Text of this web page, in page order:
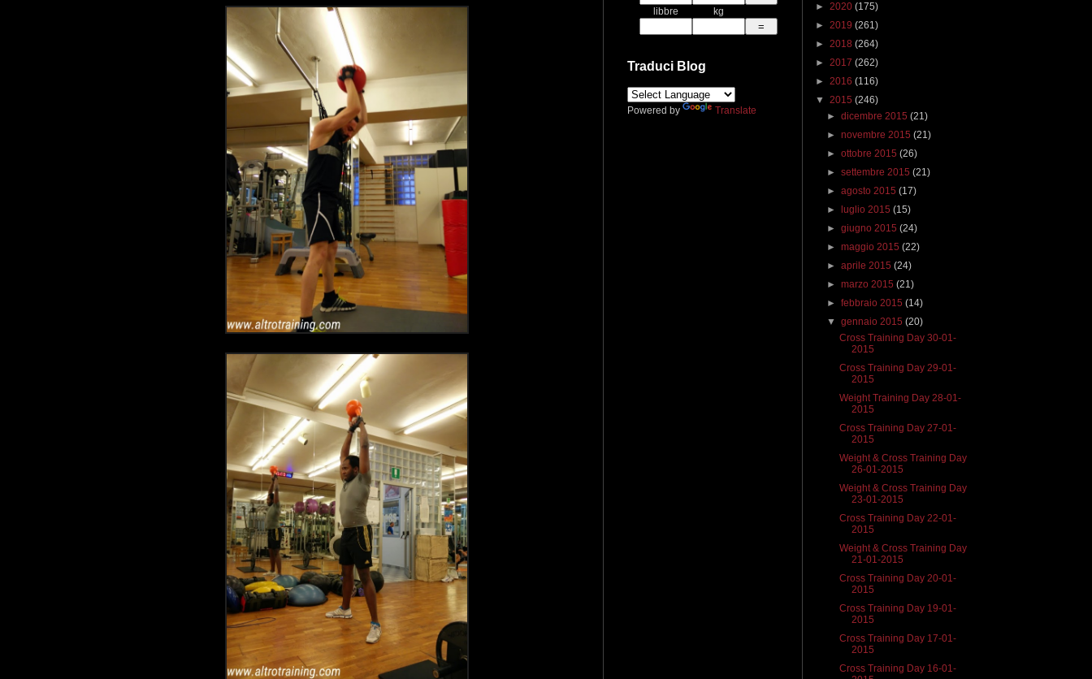
libbre kg
Traduci Blog
Powered by Translate
► 2020 (175)
► 2019 (261)
► 2018 (264)
► 2017 (262)
► 2016 (116)
▼ 2015 (246)
►dicembre 2015(21)
►novembre 2015(21)
►ottobre 2015(26)
►settembre 2015(21)
►agosto 2015(17)
►
luglio 2015(15)
►giugno 2015(24)
►maggio 2015(22)
►aprile 2015(24)
►marzo 2015(21)
►febbraio 2015(14)
▼gennaio 2015(20)
Cross Training Day 30-01-
2015
Cross Training Day 29-01-
2015
Weight Training Day 28-01-
2015
Cross Training Day 27-01-
2015
Weight & Cross Training Day
26-01-2015
Weight & Cross Training Day
23-01-2015
Cross Training Day 22-01-
2015
Weight & Cross Training Day
21-01-2015
Cross Training Day 20-01-
2015
Cross Training Day 19-01-
2015
Cross Training Day 17-01-
2015
Cross Training Day 16-01-